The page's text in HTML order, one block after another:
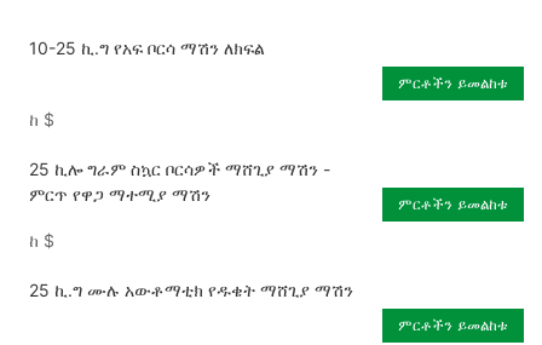
10-25 ኪ.ግ የአፍ ቦርሳ ማሽን ለክፍል
ከ $
ምርቶችን ይመልከቱ
25 ኪሎ ግራም ስኳር ቦርሳዎች ማሸጊያ ማሽን -
ምርጥ የዋጋ ማተሚያ ማሽን
ከ $
ምርቶችን ይመልከቱ
25 ኪ.ግ ሙሉ አውቶማቲክ የዱቄት ማሸጊያ ማሽን
ምርቶችን ይመልከቱ